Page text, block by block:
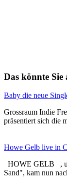
Das könnte Sie
Baby die neue
Grossraum Indie
präsentiert sich die
Howe Gelb live in
HOWE GELB ,
Sand", kam nun